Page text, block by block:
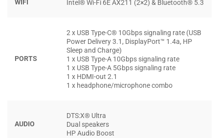
ứng 16 inch độ phân giải2K (1920 x 1200)trên tấm nền
người dùng có không gian rộng rãi để làm việc đa nhiệm,
chỉnh sửa nội dung hay tận hưởng giải trí. Tỷ lệ 16:10 giúp
hiển thị nhiều nội dung hơn với ít thao tác cuộn trang, tối
ưu cho công việc văn phòng và đọc tài liệu dài.
WIFI Intel® Wi-Fi 6E AX211 (2×2) & Bluetooth® 5.3
PORTS
2 x USB Type-C® 10Gbps signaling rate (USB
Power Delivery 3.1, DisplayPort™ 1.4a, HP
Sleep and Charge)
1 x USB Type-A 10Gbps signaling rate
1 x USB Type-A 5Gbps signaling rate
1 x HDMI-out 2.1
1 x headphone/microphone combo
AUDIO
DTS:X® Ultra
Dual speakers
HP Audio Boost